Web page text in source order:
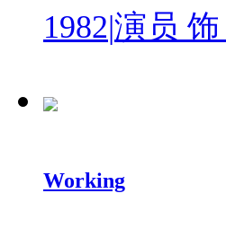
1982|演员 饰
Working